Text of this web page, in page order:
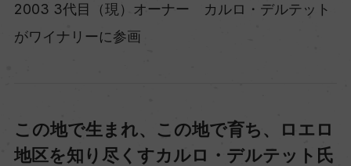
2003 3代目（現）オーナー カルロ・デルテット
がワイナリーに参画
この地で生まれ、この地で育ち、ロエロ
地区を知り尽くすカルロ・デルテット氏